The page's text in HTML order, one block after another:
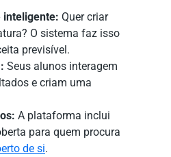
inteligente: Quer criar
O sistema faz isso
previsível.
Seus alunos interagem
e criam uma
A plataforma inclui
para quem procura
de si.